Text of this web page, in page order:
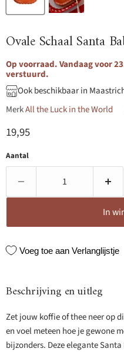
Ovale Schaal Santa
Op voorraad. Vandaag voor
verstuurd.
Ook beschikbaar in
MerkAll the Luck in the World
Huidige prijs
19,95
Aantal
In
Voeg toe aan Verlanglijstje
Beschrijving en uitleg
Zet jouw koffie of thee neer op
en voel meteen hoe je gewone
bijzonders. Deze elegante